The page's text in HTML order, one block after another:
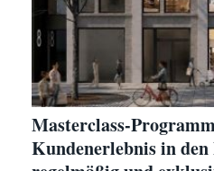
Masterclass-
Kundenerlebnis in